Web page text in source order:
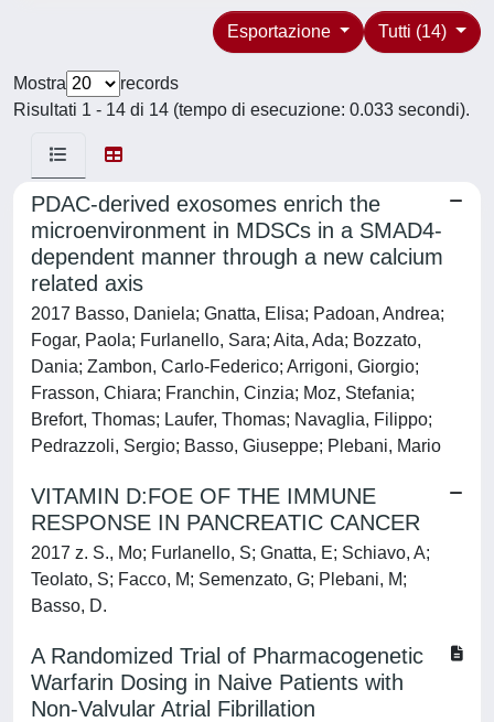
Tutti (14)
Esportazione
Mostra
records
Risultati 1 - 14 di 14 (tempo di esecuzione: 0.033 secondi).
PDAC-derived exosomes enrich the
microenvironment in MDSCs in a SMAD4-
dependent manner through a new calcium
related axis
2017 Basso, Daniela; Gnatta, Elisa; Padoan, Andrea;
Fogar, Paola; Furlanello, Sara; Aita, Ada; Bozzato,
Dania; Zambon, Carlo-Federico; Arrigoni, Giorgio;
Frasson, Chiara; Franchin, Cinzia; Moz, Stefania;
Brefort, Thomas; Laufer, Thomas; Navaglia, Filippo;
Pedrazzoli, Sergio; Basso, Giuseppe; Plebani, Mario
VITAMIN D:FOE OF THE IMMUNE
RESPONSE IN PANCREATIC CANCER
2017 z. S., Mo; Furlanello, S; Gnatta, E; Schiavo, A;
Teolato, S; Facco, M; Semenzato, G; Plebani, M;
Basso, D.
A Randomized Trial of Pharmacogenetic
Warfarin Dosing in Naive Patients with
Non-Valvular Atrial Fibrillation